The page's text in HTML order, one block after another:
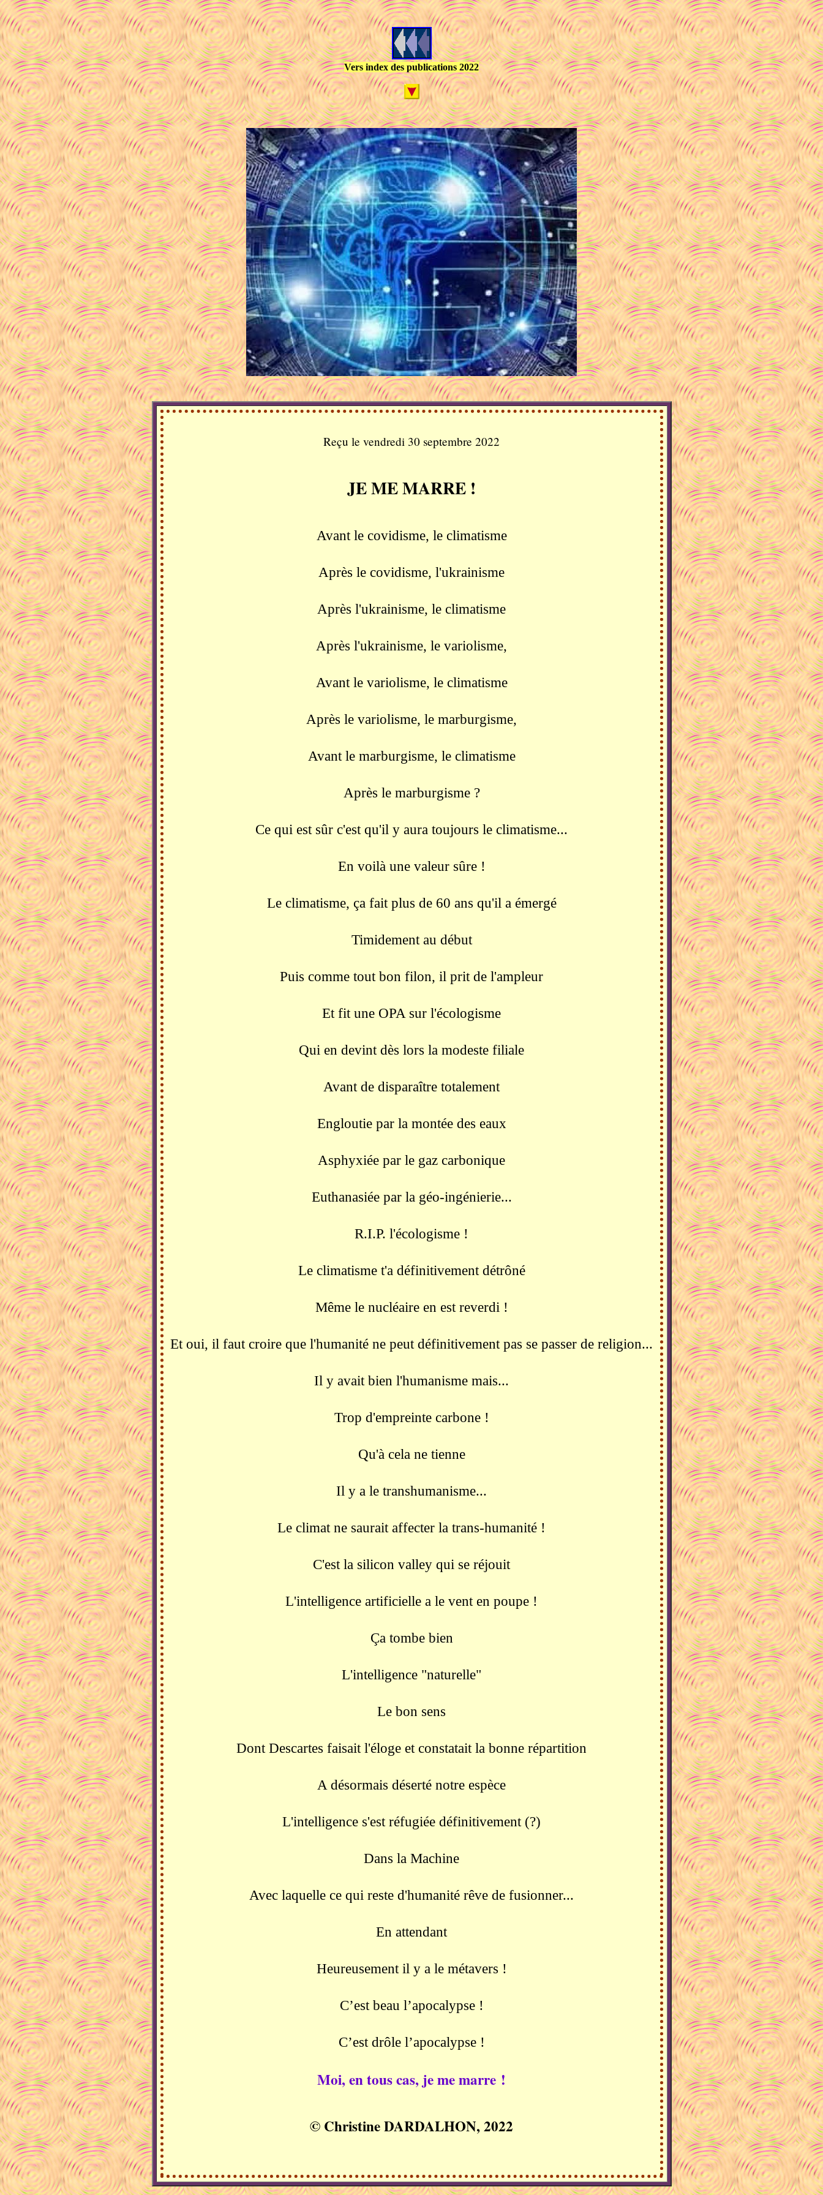
Vers index des publications 2022
Reçu le vendredi 30 septembre 2022
JE ME MARRE !
Avant le covidisme, le climatisme
Après le covidisme, l'ukrainisme
Après l'ukrainisme, le climatisme
Après l'ukrainisme, le variolisme,
Avant le variolisme, le climatisme
Après le variolisme, le marburgisme,
Avant le marburgisme, le climatisme
Après le marburgisme ?
Ce qui est sûr c'est qu'il y aura toujours le climatisme...
En voilà une valeur sûre !
Le climatisme, ça fait plus de 60 ans qu'il a émergé
Timidement au début
Puis comme tout bon filon, il prit de l'ampleur
Et fit une OPA sur l'écologisme
Qui en devint dès lors la modeste filiale
Avant de disparaître totalement
Engloutie par la montée des eaux
Asphyxiée par le gaz carbonique
Euthanasiée par la géo-ingénierie...
R.I.P. l'écologisme !
Le climatisme t'a définitivement détrôné
Même le nucléaire en est reverdi !
Et oui, il faut croire que l'humanité ne peut définitivement pas se passer de religion...
Il y avait bien l'humanisme mais...
Trop d'empreinte carbone !
Qu'à cela ne tienne
Il y a le transhumanisme...
Le climat ne saurait affecter la trans-humanité !
C'est la silicon valley qui se réjouit
L'intelligence artificielle a le vent en poupe !
Ça tombe bien
L'intelligence "naturelle"
Le bon sens
Dont Descartes faisait l'éloge et constatait la bonne répartition
A désormais déserté notre espèce
L'intelligence s'est réfugiée définitivement (?)
Dans la Machine
Avec laquelle ce qui reste d'humanité rêve de fusionner...
En attendant
Heureusement il y a le métavers !
C’est beau l’apocalypse !
C’est drôle l’apocalypse !
Moi, en tous cas, je me marre !
© Christine DARDALHON, 2022